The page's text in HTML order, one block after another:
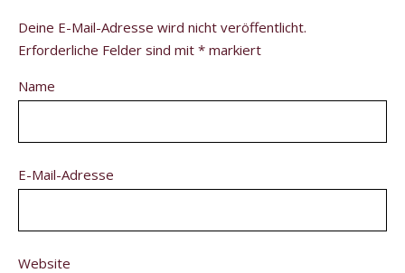
Deine E-Mail-Adresse wird nicht veröffentlicht.
Erforderliche Felder sind mit * markiert
Name
E-Mail-Adresse
Website